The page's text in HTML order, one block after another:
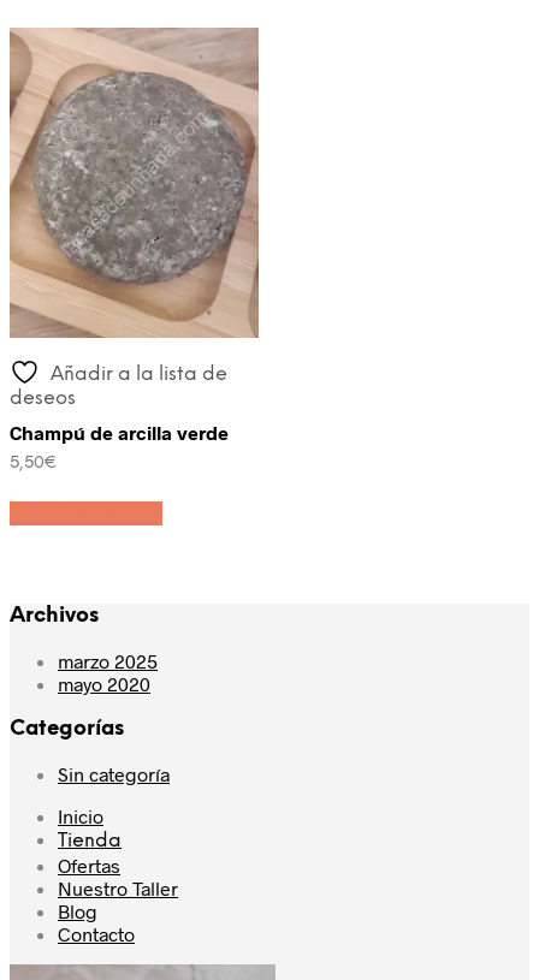
Añadir a la lista de
deseos
Champú de arcilla verde
5,50€
Archivos
marzo 2025
mayo 2020
Categorías
Sin categoría
Inicio
Tienda
Ofertas
Nuestro Taller
Blog
Contacto